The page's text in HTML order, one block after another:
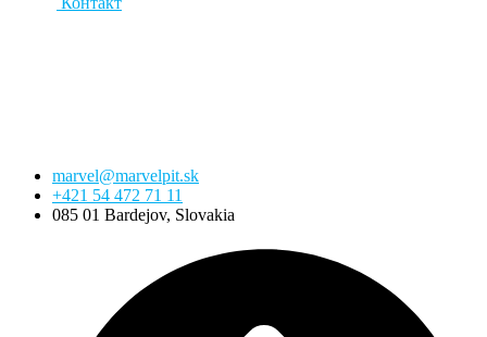
Перейти
marvel@marvelpit.sk
+421 54 472 71 11
085 01 Bardejov, Slovakia